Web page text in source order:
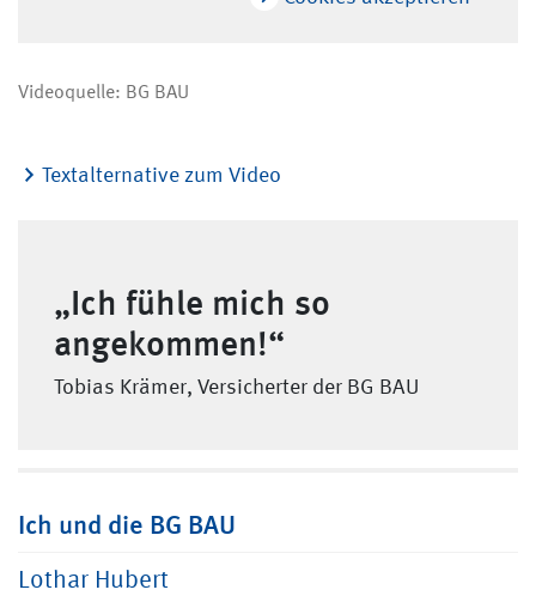
Videoquelle: BG BAU
Textalternative zum Video
„Ich fühle mich so
angekommen!“
Tobias Krämer, Versicherter der BG BAU
Ich und die BG BAU
Lothar Hubert